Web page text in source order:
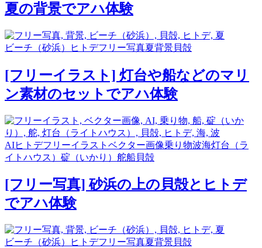
夏の背景でアハ体験
ビーチ（砂浜） ヒトデフリー写真夏背景貝殻
[フリーイラスト] 灯台や船などのマリ
ン素材のセットでアハ体験
AIヒトデフリーイラスト ベクター画像乗り物波海灯台（ラ
イトハウス） 碇（いかり） 舵船貝殻
[フリー写真] 砂浜の上の貝殻とヒトデ
でアハ体験
ビーチ（砂浜） ヒトデフリー写真夏背景貝殻